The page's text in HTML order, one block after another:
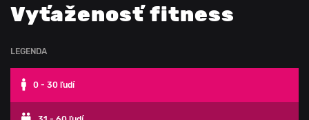
Vyťaženosť fitness
LEGENDA
0 - 30 ľudí